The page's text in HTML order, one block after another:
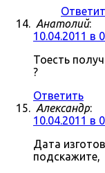
Анатолий:
10.04.2011 в
Тоесть
?
Ответить
Александр:
10.04.2011 в
Дата
подскажите,